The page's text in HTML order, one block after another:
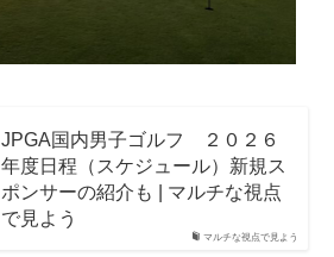
マルチな視点で見よう
JPGA国内男子ゴルフ ２０２６
年度日程（スケジュール）新規ス
ポンサーの紹介も | マルチな視点
で見よう